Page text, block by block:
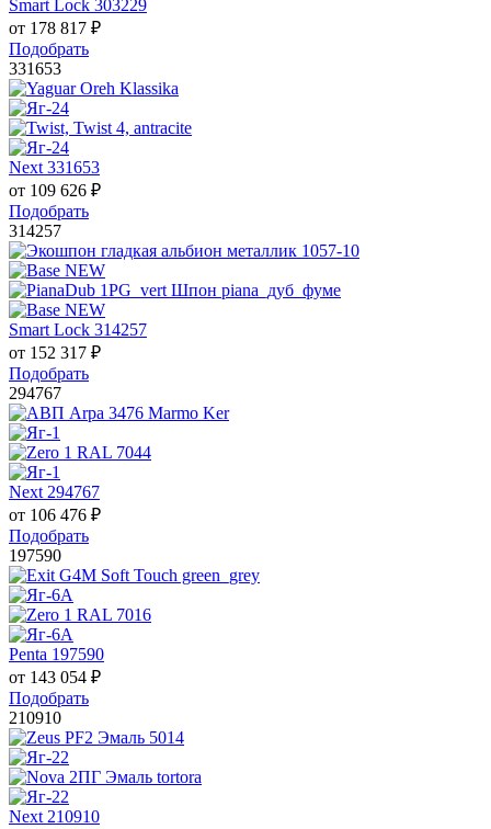
Smart Lock 303229
от 178 817 ₽
Подобрать
331653
Next 331653
от 109 626 ₽
Подобрать
314257
Smart Lock 314257
от 152 317 ₽
Подобрать
294767
Next 294767
от 106 476 ₽
Подобрать
197590
Penta 197590
от 143 054 ₽
Подобрать
210910
Next 210910